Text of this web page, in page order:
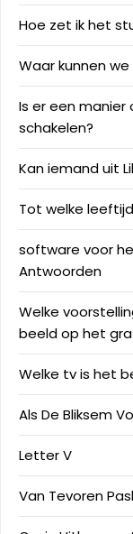
Hoe zet ik het
Waar kunnen
Is er een manier
schakelen?
Kan iemand uit
Tot welke
software voor
Antwoorden
Welke
beeld op het
Welke tv is het
Als De Bliksem
Letter V
Van Tevoren